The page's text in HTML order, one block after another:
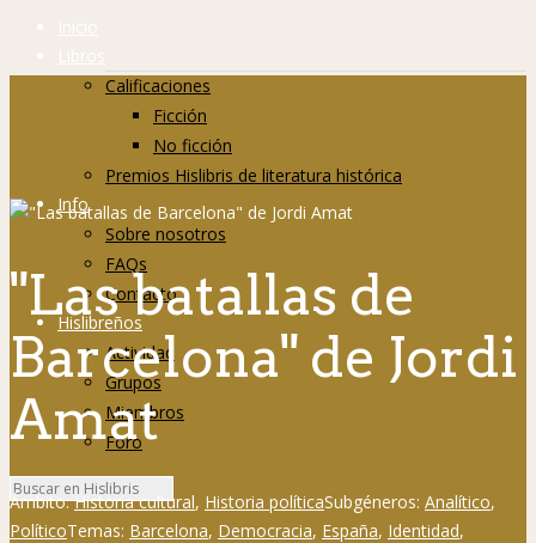
Inicio
Libros
Calificaciones
Ficción
No ficción
Premios Hislibris de literatura histórica
Info
Sobre nosotros
FAQs
Contacto
Hislibreños
Actividad
Grupos
Miembros
Foro
"Las batallas de
Barcelona" de Jordi
Amat
Ámbito:Historia cultural, Historia políticaSubgéneros: Analítico,
PolíticoTemas: Barcelona, Democracia, España, Identidad,